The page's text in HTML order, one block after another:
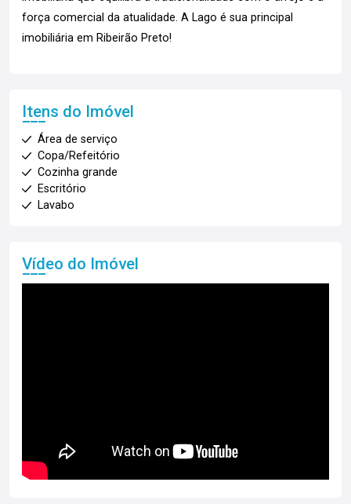
força comercial da atualidade. A Lago é sua principal
imobiliária em Ribeirão Preto!
Itens do Imóvel
Área de serviço
Copa/Refeitório
Cozinha grande
Escritório
Lavabo
Vídeo do Imóvel